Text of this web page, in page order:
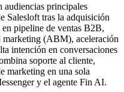
audiencias principales
Salesloft tras la adquisición
pipeline de ventas B2B,
marketing (ABM), aceleración
intención en conversaciones
soporte al cliente,
marketing en una sola
y el agente Fin AI.